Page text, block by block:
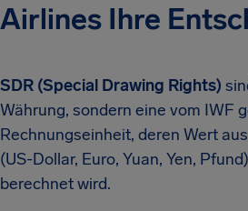
Airlines Ihre
SDR (Special Drawing Rights)
Währung, sondern eine vom IWF
Rechnungs­einheit, deren Wert
(US-Dollar, Euro, Yuan, Yen,
berechnet wird.